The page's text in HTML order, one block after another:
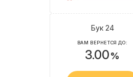
Бук 24
ВАМ ВЕРНЕТСЯ ДО:
3.00%